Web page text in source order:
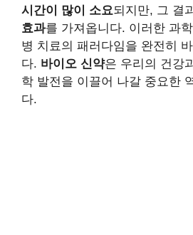
시간이 많이 소요되지만, 그 결
효과를 가져옵니다. 이러한 과
병 치료의 패러다임을 완전히
다. 바이오 신약은 우리의 건강
학 발전을 이끌어 나갈 중요한
다.